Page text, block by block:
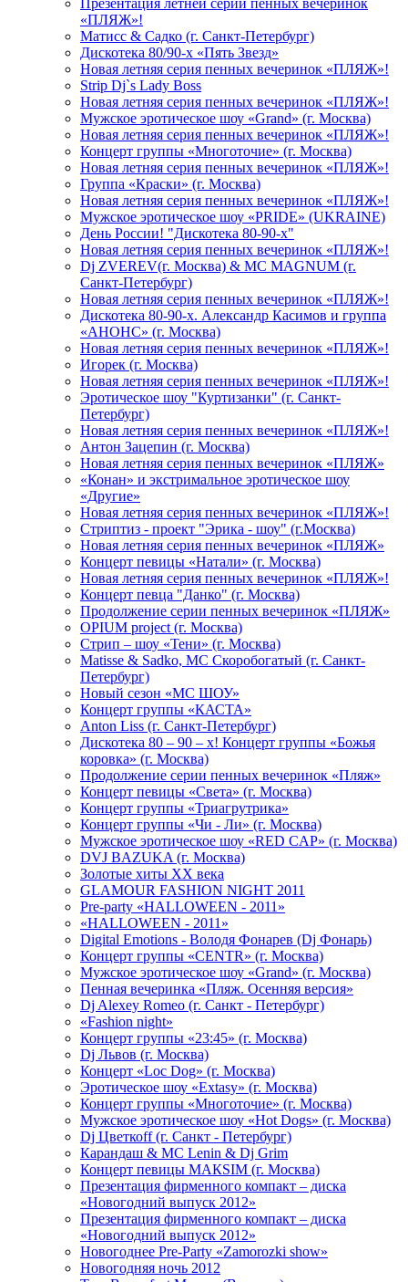
Презентация летней серии пенных вечеринок
«ПЛЯЖ»!
Матисс & Садко (г. Санкт-Петербург)
Дискотека 80/90-х «Пять Звезд»
Новая летняя серия пенных вечеринок «ПЛЯЖ»!
Strip Dj`s Lady Boss
Новая летняя серия пенных вечеринок «ПЛЯЖ»!
Мужское эротическое шоу «Grand» (г. Москва)
Новая летняя серия пенных вечеринок «ПЛЯЖ»!
Концерт группы «Многоточие» (г. Москва)
Новая летняя серия пенных вечеринок «ПЛЯЖ»!
Группа «Краски» (г. Москва)
Новая летняя серия пенных вечеринок «ПЛЯЖ»!
Мужское эротическое шоу «PRIDE» (UKRAINE)
День России! "Дискотека 80-90-х"
Новая летняя серия пенных вечеринок «ПЛЯЖ»!
Dj ZVEREV(г. Москва) & MC MAGNUM (г.
Санкт-Петербург)
Новая летняя серия пенных вечеринок «ПЛЯЖ»!
Дискотека 80-90-х. Александр Касимов и группа
«АНОНС» (г. Москва)
Новая летняя серия пенных вечеринок «ПЛЯЖ»!
Игорек (г. Москва)
Новая летняя серия пенных вечеринок «ПЛЯЖ»!
Эротическое шоу "Куртизанки" (г. Санкт-
Петербург)
Новая летняя серия пенных вечеринок «ПЛЯЖ»!
Антон Зацепин (г. Москва)
Новая летняя серия пенных вечеринок «ПЛЯЖ»
«Конан» и экстримальное эротическое шоу
«Другие»
Новая летняя серия пенных вечеринок «ПЛЯЖ»!
Стриптиз - проект "Эрика - шоу" (г.Москва)
Новая летняя серия пенных вечеринок «ПЛЯЖ»
Концерт певицы «Натали» (г. Москва)
Новая летняя серия пенных вечеринок «ПЛЯЖ»!
Концерт певца "Данко" (г. Москва)
Продолжение серии пенных вечеринок «ПЛЯЖ»
OPIUM project (г. Москва)
Стрип – шоу «Тени» (г. Москва)
Matissе & Sadko, MC Скоробогатый (г. Санкт-
Петербург)
Новый сезон «МС ШОУ»
Концерт группы «КАСТА»
Anton Liss (г. Санкт-Петербург)
Дискотека 80 – 90 – х! Концерт группы «Божья
коровка» (г. Москва)
Продолжение серии пенных вечеринок «Пляж»
Концерт певицы «Света» (г. Москва)
Концерт группы «Триагрутрика»
Концерт группы «Чи - Ли» (г. Москва)
Мужское эротическое шоу «RED CAP» (г. Москва)
DVJ BAZUKA (г. Москва)
Золотые хиты XX века
GLAMOUR FASHION NIGHT 2011
Pre-party «HALLOWEEN - 2011»
«HALLOWEEN - 2011»
Digital Emotions - Володя Фонарев (Dj Фонарь)
Концерт группы «CENTR» (г. Москва)
Мужское эротическое шоу «Grand» (г. Москва)
Пенная вечеринка «Пляж. Осенняя версия»
Dj Alexey Romeo (г. Санкт - Петербург)
«Fashion night»
Концерт группы «23:45» (г. Москва)
Dj Львов (г. Москва)
Концерт «Loc Dog» (г. Москва)
Эротическое шоу «Extasy» (г. Москва)
Концерт группы «Многоточие» (г. Москва)
Мужское эротическое шоу «Hot Dogs» (г. Москва)
Dj Цветкоff (г. Санкт - Петербург)
Карандаш & МС Lenin & Dj Grim
Концерт певицы МАКSIМ (г. Москва)
Презентация фирменного компакт – диска
«Новогодний выпуск 2012»
Презентация фирменного компакт – диска
«Новогодний выпуск 2012»
Новогоднее Pre-Party «Zamorozki show»
Новогодняя ночь 2012